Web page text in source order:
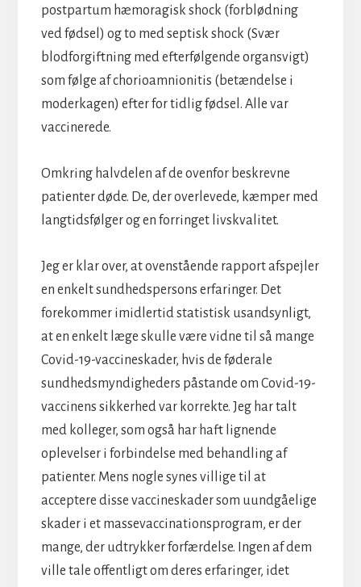
postpartum hæmoragisk shock (forblødning
ved fødsel) og to med septisk shock (Svær
blodforgiftning med efterfølgende organsvigt)
som følge af chorioamnionitis (betændelse i
moderkagen) efter for tidlig fødsel. Alle var
vaccinerede.
Omkring halvdelen af de ovenfor beskrevne
patienter døde. De, der overlevede, kæmper med
langtidsfølger og en forringet livskvalitet.
Jeg er klar over, at ovenstående rapport afspejler
en enkelt sundhedspersons erfaringer. Det
forekommer imidlertid statistisk usandsynligt,
at en enkelt læge skulle være vidne til så mange
Covid-19-vaccineskader, hvis de føderale
sundhedsmyndigheders påstande om Covid-19-
vaccinens sikkerhed var korrekte. Jeg har talt
med kolleger, som også har haft lignende
oplevelser i forbindelse med behandling af
patienter. Mens nogle synes villige til at
acceptere disse vaccineskader som uundgåelige
skader i et massevaccinationsprogram, er der
mange, der udtrykker forfærdelse. Ingen af dem
ville tale offentligt om deres erfaringer, idet